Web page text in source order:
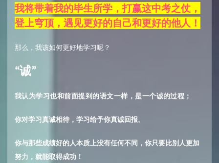
我将带着我的毕生所学，打赢这中考之仗，
登上穹顶，遇见更好的自己和更好的他人！
那么，我该如何更好地学习呢？
“诚”
我认为学习也和前面提到的语文一样，是一个诚的过程；
你对学习真诚相待，学习给予你真诚回报。
你与那些成绩好的人本质上没有任何不同，你只要比别人更加
努力，就能取得成功！